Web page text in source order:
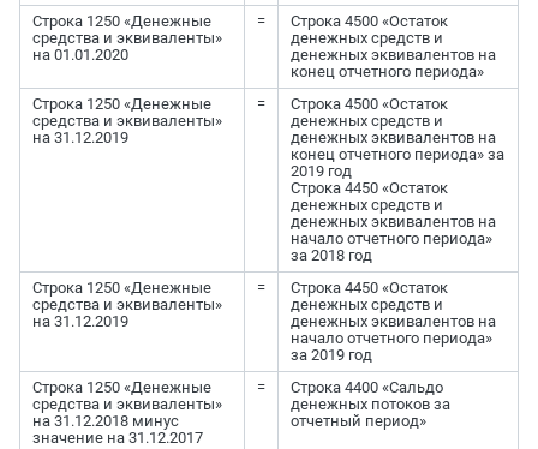
Строка 1250 «Денежные
средства и эквиваленты»
на 01.01.2020
=
Строка 4500 «Остаток
денежных средств и
денежных эквивалентов на
конец отчетного периода»
Строка 1250 «Денежные
средства и эквиваленты»
на 31.12.2019
=
Строка 4500 «Остаток
денежных средств и
денежных эквивалентов на
конец отчетного периода» за
2019 год
Строка 4450 «Остаток
денежных средств и
денежных эквивалентов на
начало отчетного периода»
за 2018 год
Строка 1250 «Денежные
средства и эквиваленты»
на 31.12.2019
=
Строка 4450 «Остаток
денежных средств и
денежных эквивалентов на
начало отчетного периода»
за 2019 год
Строка 1250 «Денежные
средства и эквиваленты»
на 31.12.2018 минус
значение на 31.12.2017
=
Строка 4400 «Сальдо
денежных потоков за
отчетный период»